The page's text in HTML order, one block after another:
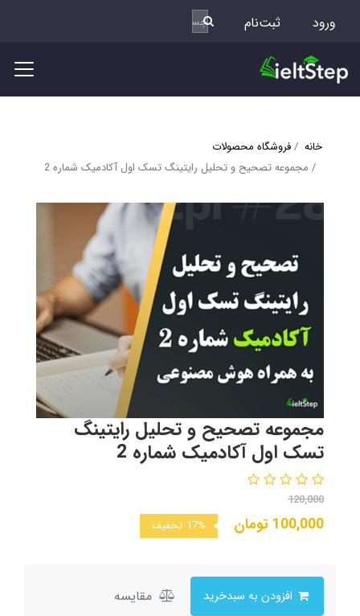
ورود ثبت‌نام
خانه
فروشگاه محصولات
مجموعه تصحیح و تحلیل رایتینگ تسک اول آکادمیک شماره 2
مجموعه تصحیح و تحلیل رایتینگ
تسک اول آکادمیک شماره 2
120,000
100,000 تومان 17% تخفیف
مقایسه